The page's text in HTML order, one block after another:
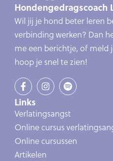
Hondengedragscoach
Wil jij je hond beter leren
verbinding werken? Dan
me een berichtje, of meld
hoop je snel te zien!
Links
Verlatingsangst
Online cursus
Online cursussen
Artikelen